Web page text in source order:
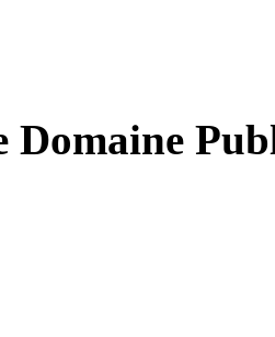
Domaine